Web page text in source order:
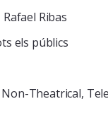
Ribas
els públics
Non-Theatrical